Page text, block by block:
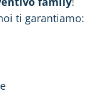
ti garantiamo: